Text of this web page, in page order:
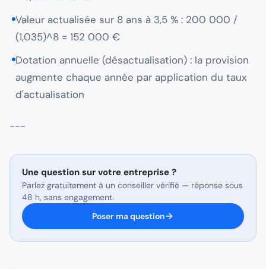
Valeur actualisée sur 8 ans à 3,5 % : 200 000 /
(1,035)^8 = 152 000 €
Dotation annuelle (désactualisation) : la provision
augmente chaque année par application du taux
d'actualisation
---
Une question sur votre entreprise ?
Parlez gratuitement à un conseiller vérifié — réponse sous
48 h, sans engagement.
Poser ma question